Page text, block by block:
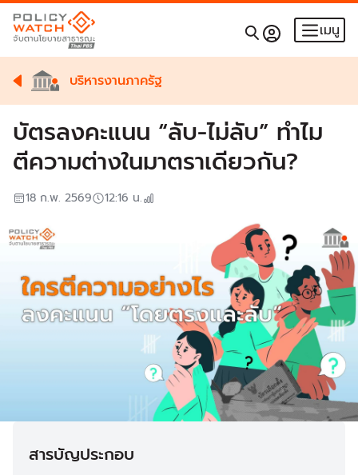
เมนู
บริหารงานภาครัฐ
บัตรลงคะแนน “ลับ-ไม่ลับ” ทำไม
ตีความต่างในมาตราเดียวกัน?
18 ก.พ. 2569 12:16 น.
สารบัญประกอบ